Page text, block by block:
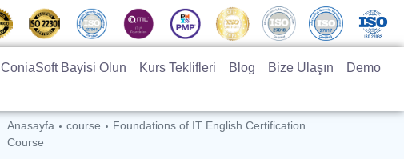
ConiaSoft Bayisi Olun Kurs Teklifleri Blog Bize Ulaşın Demo
Anasayfa course
Foundations of IT English Certification
Course